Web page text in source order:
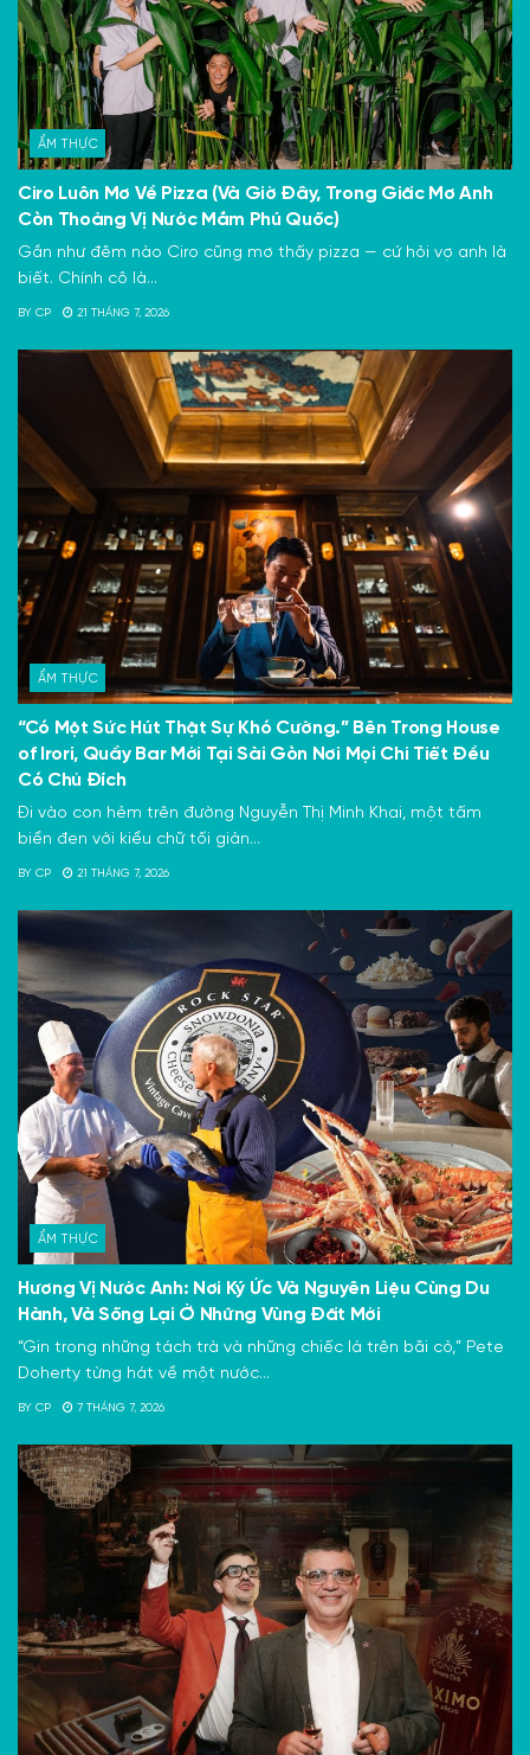
ẨM THỰC
Ciro Luôn Mơ Về Pizza (Và Giờ Đây, Trong Giấc Mơ Anh
Còn Thoảng Vị Nước Mắm Phú Quốc)
Gần như đêm nào Ciro cũng mơ thấy pizza — cứ hỏi vợ anh là
biết. Chính cô là...
BY CP 21 THÁNG 7, 2026
ẨM THỰC
“Có Một Sức Hút Thật Sự Khó Cưỡng.” Bên Trong House
of Irori, Quầy Bar Mới Tại Sài Gòn Nơi Mọi Chi Tiết Đều
Có Chủ Đích
Đi vào con hẻm trên đường Nguyễn Thị Minh Khai, một tấm
biển đen với kiểu chữ tối giản...
BY CP 21 THÁNG 7, 2026
ẨM THỰC
Hương Vị Nước Anh: Nơi Ký Ức Và Nguyên Liệu Cùng Du
Hành, Và Sống Lại Ở Những Vùng Đất Mới
“Gin trong những tách trà và những chiếc lá trên bãi cỏ,” Pete
Doherty từng hát về một nước...
BY CP 7 THÁNG 7, 2026